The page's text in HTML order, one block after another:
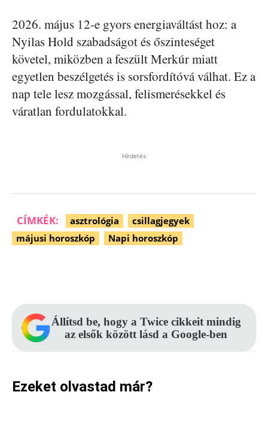
2026. május 12-e gyors energiaváltást hoz: a
Nyilas Hold szabadságot és őszinteséget
követel, miközben a feszült Merkúr miatt
egyetlen beszélgetés is sorsfordítóvá válhat. Ez a
nap tele lesz mozgással, felismerésekkel és
váratlan fordulatokkal.
Hirdetés
CÍMKÉK: asztrológia
csillagjegyek
májusi horoszkóp
Napi horoszkóp
Állítsd be, hogy a Twice cikkeit mindig
az elsők között lásd a Google-ben
Ezeket olvastad már?